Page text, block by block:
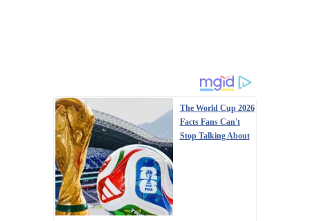
The World Cup 2026
Facts Fans Can't
Stop Talking About